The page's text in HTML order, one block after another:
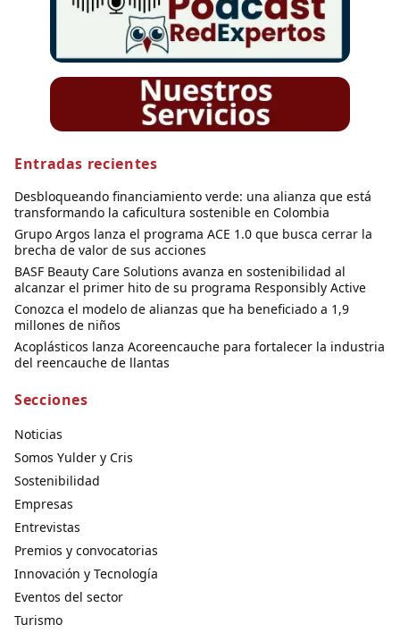
Entradas recientes
Desbloqueando financiamiento verde: una alianza que está
transformando la caficultura sostenible en Colombia
Grupo Argos lanza el programa ACE 1.0 que busca cerrar la
brecha de valor de sus acciones
BASF Beauty Care Solutions avanza en sostenibilidad al
alcanzar el primer hito de su programa Responsibly Active
Conozca el modelo de alianzas que ha beneficiado a 1,9
millones de niños
Acoplásticos lanza Acoreencauche para fortalecer la industria
del reencauche de llantas
Secciones
Noticias
Somos Yulder y Cris
Sostenibilidad
Empresas
Entrevistas
Premios y convocatorias
Innovación y Tecnología
Eventos del sector
Turismo